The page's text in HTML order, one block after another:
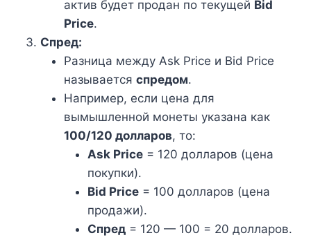
актив будет продан по текущей Bid
Price.
Спред:
Разница между Ask Price и Bid Price
называется спредом.
Например, если цена для
вымышленной монеты указана как
100/120 долларов, то:
Ask Price = 120 долларов (цена
покупки).
Bid Price = 100 долларов (цена
продажи).
Спред = 120 — 100 = 20 долларов.